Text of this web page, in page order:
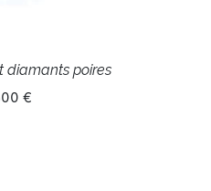
diamants poires
€